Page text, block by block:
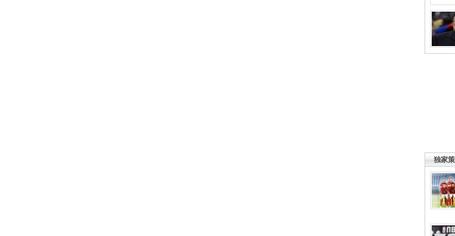
独家